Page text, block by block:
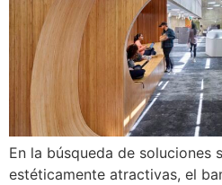
En la búsqueda de soluciones
estéticamente atractivas, el